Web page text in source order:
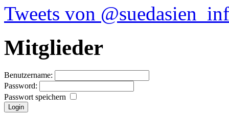
Tweets von
Mitglieder
Benutzername:
Password:
Passwort speichern